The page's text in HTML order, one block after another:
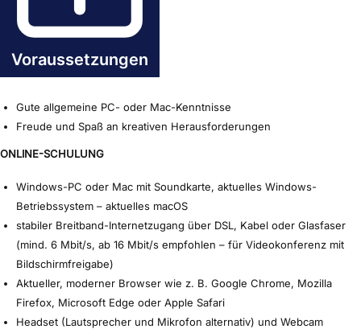
Voraussetzungen
Gute allgemeine PC- oder Mac-Kenntnisse
Freude und Spaß an kreativen Herausforderungen
ONLINE-SCHULUNG
Windows-PC oder Mac mit Soundkarte, aktuelles Windows-
Betriebssystem – aktuelles macOS
stabiler Breitband-Internetzugang über DSL, Kabel oder Glasfaser
(mind. 6 Mbit/s, ab 16 Mbit/s empfohlen – für Videokonferenz mit
Bildschirmfreigabe)
Aktueller, moderner Browser wie z. B. Google Chrome, Mozilla
Firefox, Microsoft Edge oder Apple Safari
Headset (Lautsprecher und Mikrofon alternativ) und Webcam